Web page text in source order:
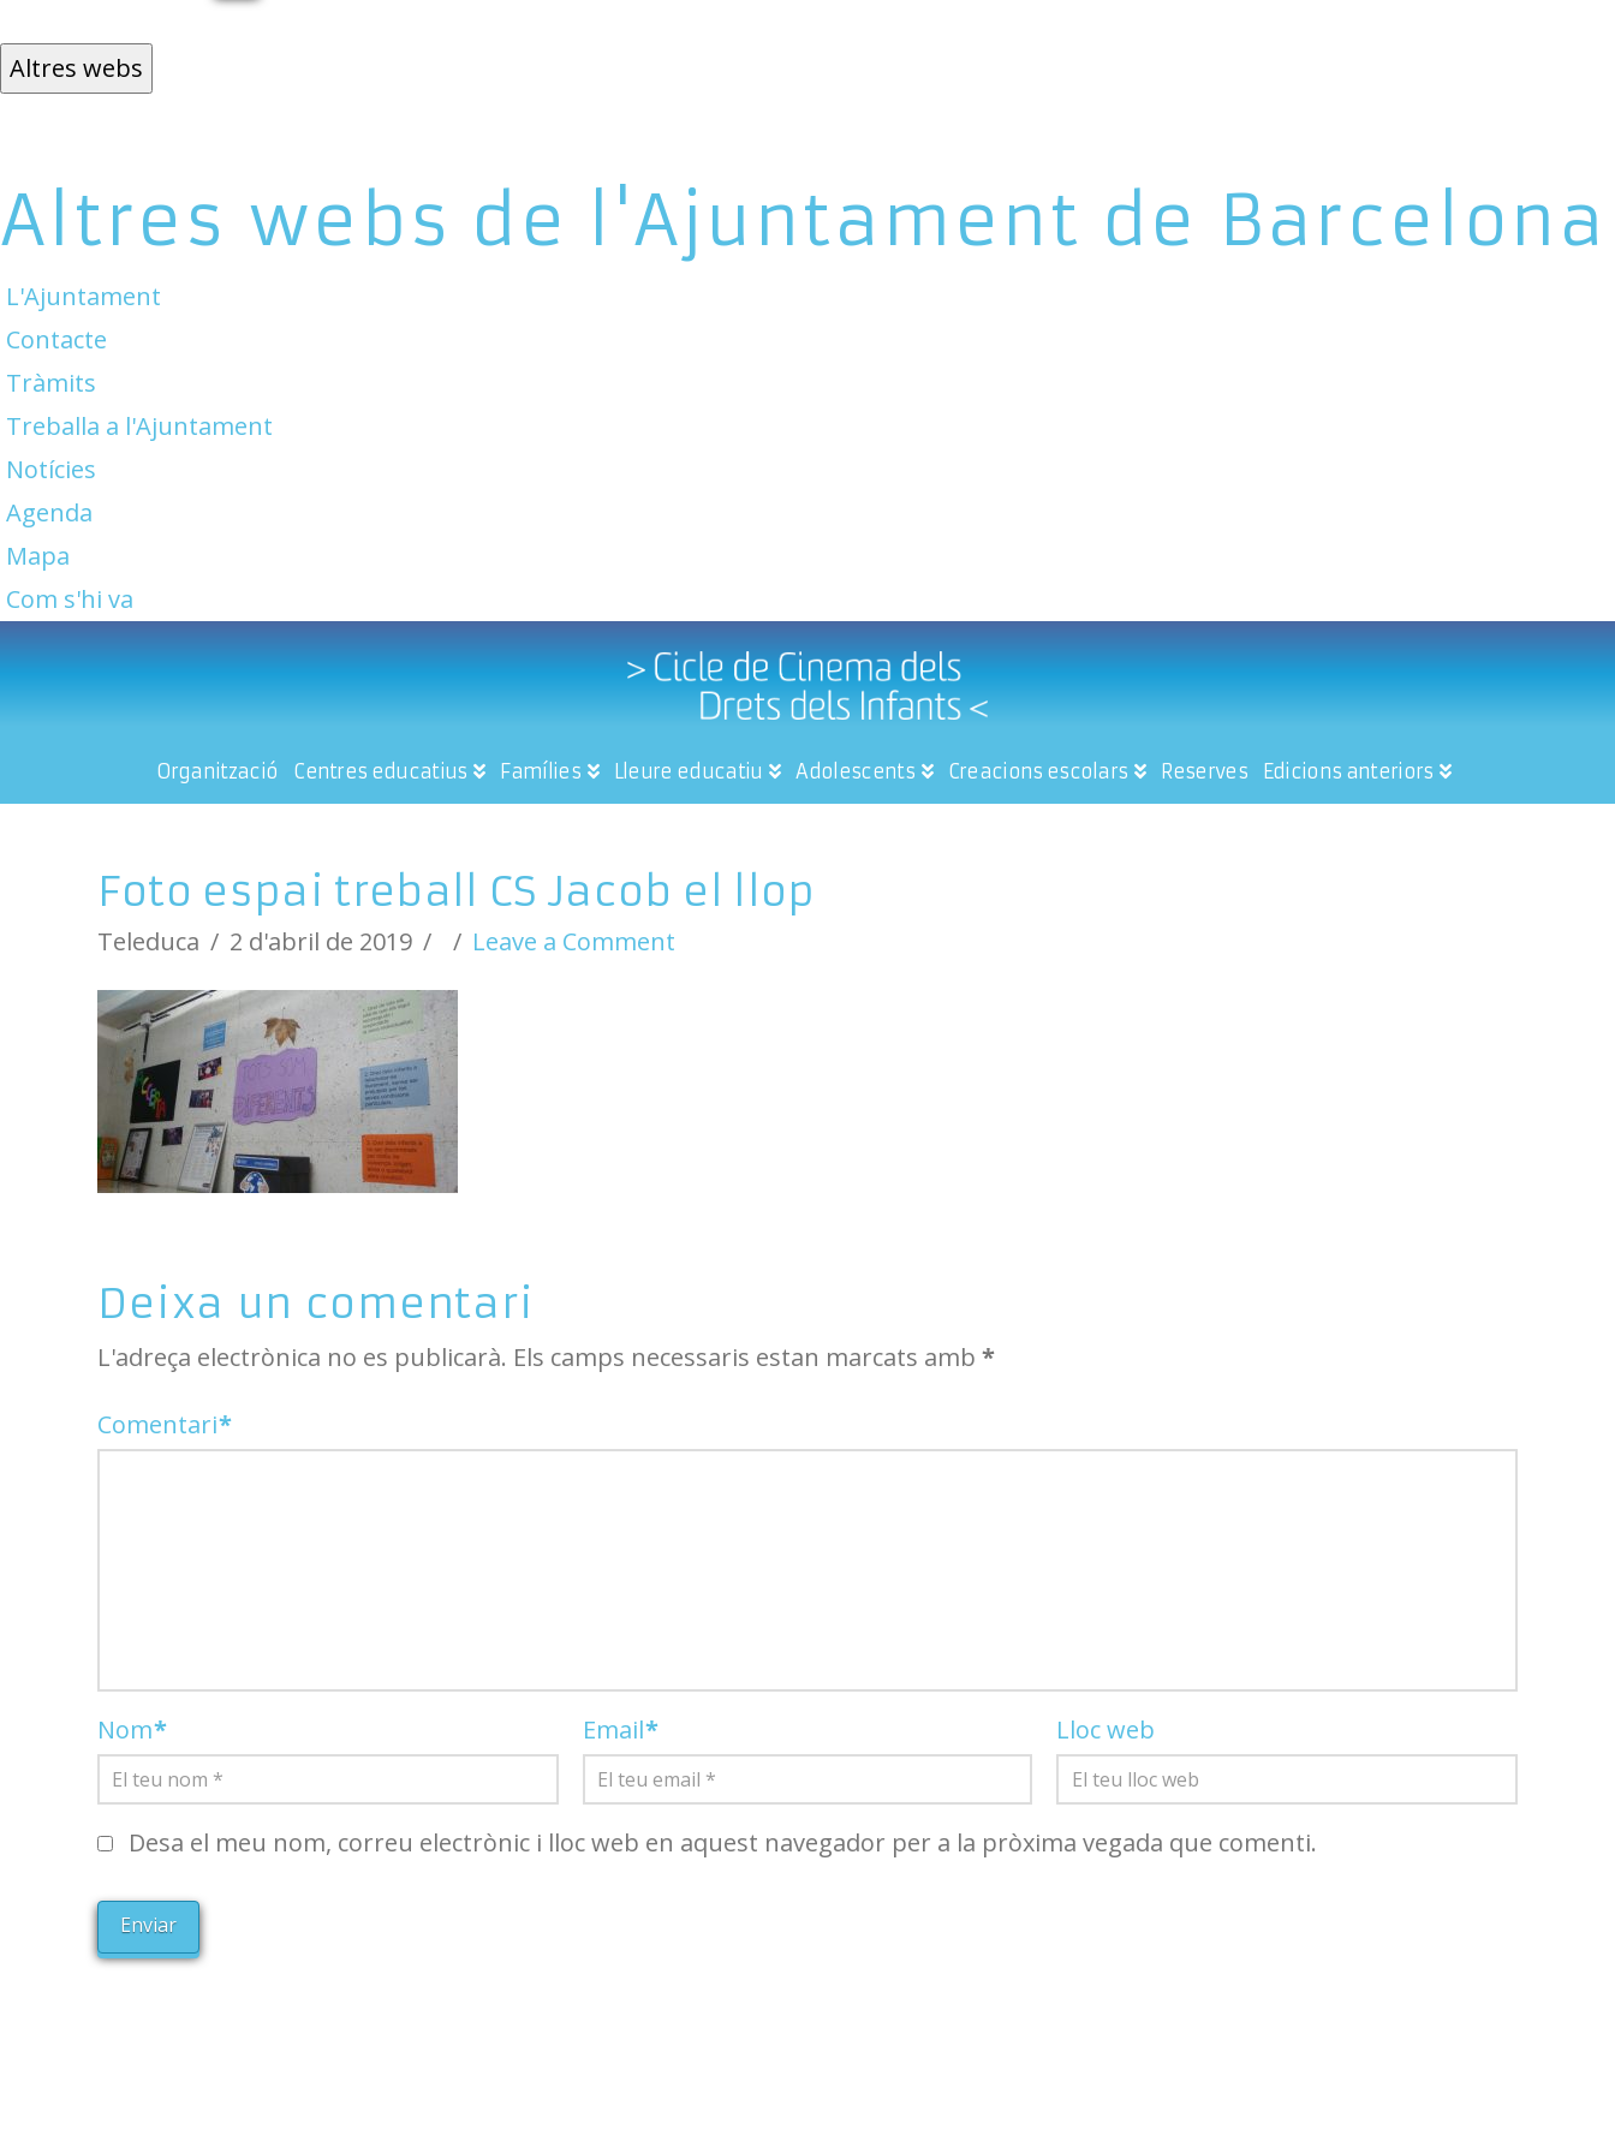
Altres webs
Altres webs de l'Ajuntament de Barcelona
L'Ajuntament
Contacte
Tràmits
Treballa a l'Ajuntament
Notícies
Agenda
Mapa
Com s'hi va
Organització Centres educatius Famílies Lleure educatiu Adolescents Creacions escolars Reserves Edicions anteriors
Foto espai treball CS Jacob el llop
Teleduca 2 d'abril de 2019 Leave a Comment
Deixa un comentari
L'adreça electrònica no es publicarà. Els camps necessaris estan marcats amb *
Comentari*
Nom* Email* Lloc web
Desa el meu nom, correu electrònic i lloc web en aquest navegador per a la pròxima vegada que comenti.